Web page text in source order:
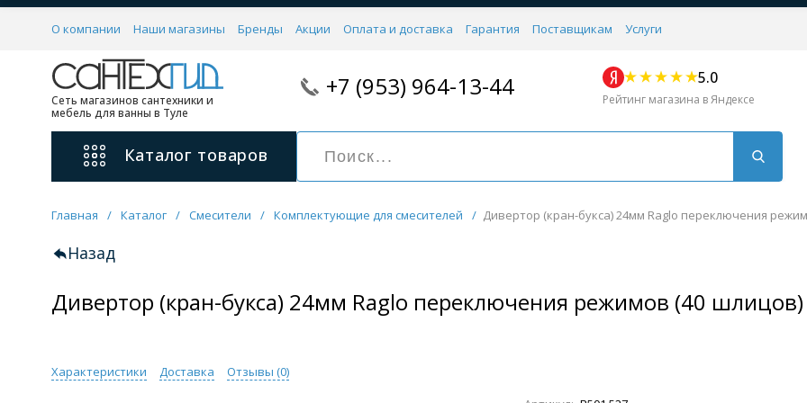
О компании Наши магазины Бренды Акции Оплата и доставка Гарантия Поставщикам Услуги
Сеть магазинов сантехники и
мебель для ванны в Туле
+7 (953) 964-13-44 5.0
Рейтинг магазина в Яндексе
Каталог товаров
Для ванны с душем Для раковины Для кухни Для душа Для биде Душевые
Главная / Каталог / Смесители / Комплектующие для смесителей / Дивертор (кран-букса) 24мм Raglo переключения
Назад
Дивертор (кран-букса) 24мм Raglo переключения режимов (40 шлицов)
Характеристики Доставка Отзывы (0)